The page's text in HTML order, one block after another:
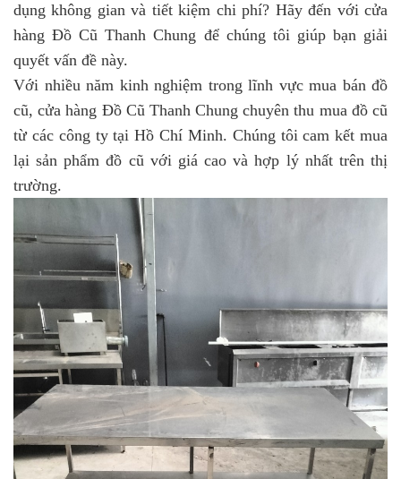
dụng không gian và tiết kiệm chi phí? Hãy đến với cửa
hàng Đồ Cũ Thanh Chung để chúng tôi giúp bạn giải
quyết vấn đề này.
Với nhiều năm kinh nghiệm trong lĩnh vực mua bán đồ
cũ, cửa hàng Đồ Cũ Thanh Chung chuyên thu mua đồ cũ
từ các công ty tại Hồ Chí Minh. Chúng tôi cam kết mua
lại sản phẩm đồ cũ với giá cao và hợp lý nhất trên thị
trường.